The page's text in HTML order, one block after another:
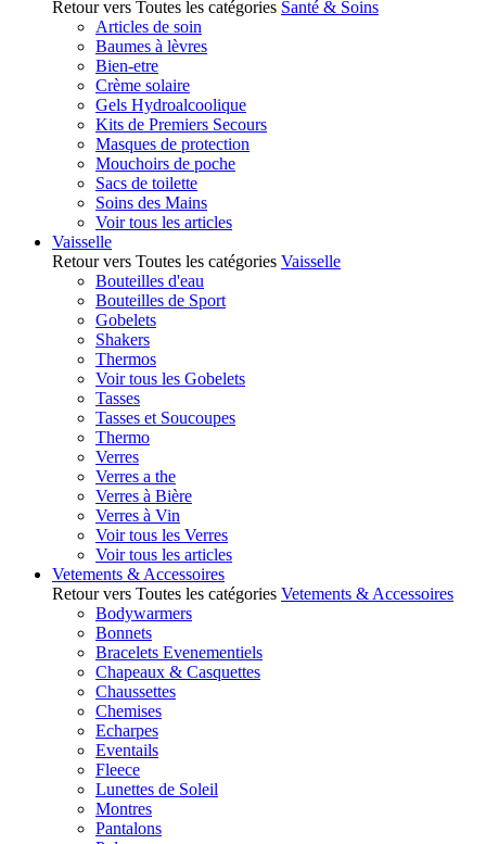
Retour vers Toutes les catégories Santé & Soins
Articles de soin
Baumes à lèvres
Bien-etre
Crème solaire
Gels Hydroalcoolique
Kits de Premiers Secours
Masques de protection
Mouchoirs de poche
Sacs de toilette
Soins des Mains
Voir tous les articles
Vaisselle
Retour vers Toutes les catégories Vaisselle
Bouteilles d'eau
Bouteilles de Sport
Gobelets
Shakers
Thermos
Voir tous les Gobelets
Tasses
Tasses et Soucoupes
Thermo
Verres
Verres a the
Verres à Bière
Verres à Vin
Voir tous les Verres
Voir tous les articles
Vetements & Accessoires
Retour vers Toutes les catégories Vetements & Accessoires
Bodywarmers
Bonnets
Bracelets Evenementiels
Chapeaux & Casquettes
Chaussettes
Chemises
Echarpes
Eventails
Fleece
Lunettes de Soleil
Montres
Pantalons